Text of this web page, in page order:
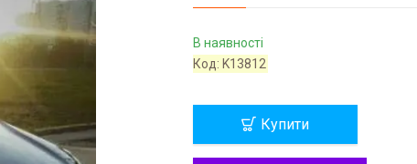
В наявності
Код: K13812
Купити